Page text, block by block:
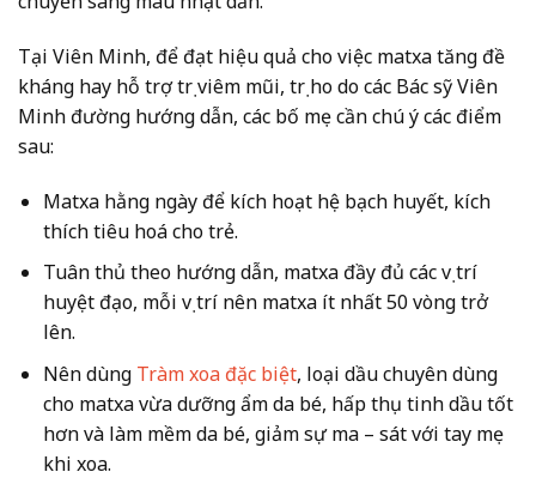
Tại Viên Minh, để đạt hiệu quả cho việc matxa tăng đề
kháng hay hỗ trợ trị viêm mũi, trị ho do các Bác sỹ Viên
Minh đường hướng dẫn, các bố mẹ cần chú ý các điểm
sau:
Matxa hằng ngày để kích hoạt hệ bạch huyết, kích
thích tiêu hoá cho trẻ.
Tuân thủ theo hướng dẫn, matxa đầy đủ các vị trí
huyệt đạo, mỗi vị trí nên matxa ít nhất 50 vòng trở
lên.
Nên dùng Tràm xoa đặc biệt, loại dầu chuyên dùng
cho matxa vừa dưỡng ẩm da bé, hấp thụ tinh dầu tốt
hơn và làm mềm da bé, giảm sự ma – sát với tay mẹ
khi xoa.